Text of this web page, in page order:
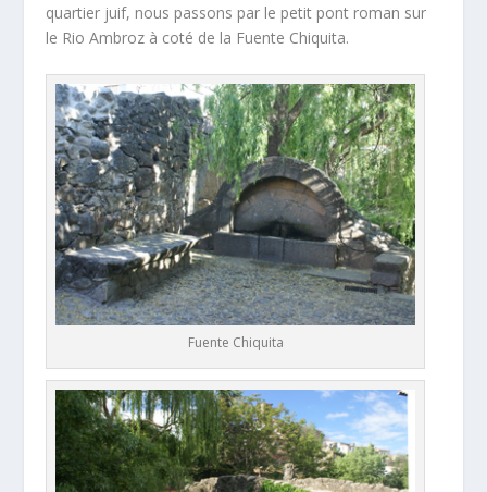
quartier juif, nous passons par le petit pont roman sur
le Rio Ambroz à coté de la Fuente Chiquita.
Fuente Chiquita